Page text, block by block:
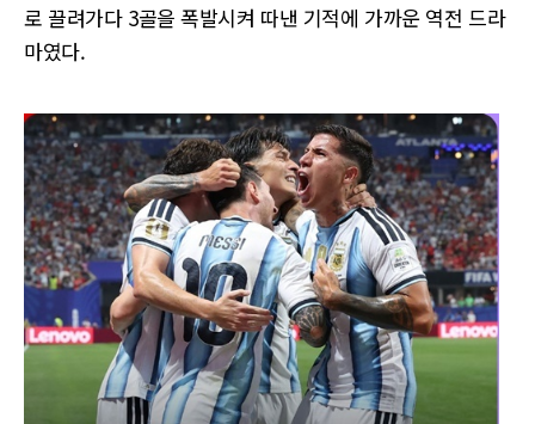
로 끌려가다 3골을 폭발시켜 따낸 기적에 가까운 역전 드라
마였다.